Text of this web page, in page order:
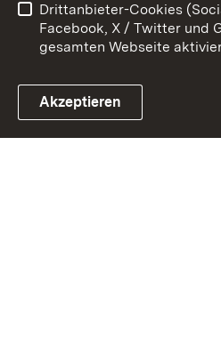
Link zum Landesportal
Impressum
Drittanbieter-Cookies
Facebook, X / Twitter und
gesamten Webseite
Akzeptieren